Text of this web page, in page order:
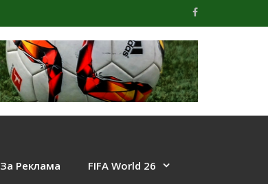
За Реклама FIFA World 26